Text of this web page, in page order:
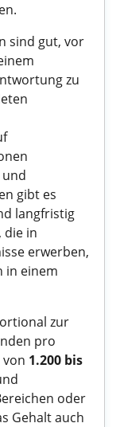
sind gut, vor
zu
gibt es
langfristig
die in
erwerben,
in einem
zur
pro
1.200 bis
oder
Gehalt auch